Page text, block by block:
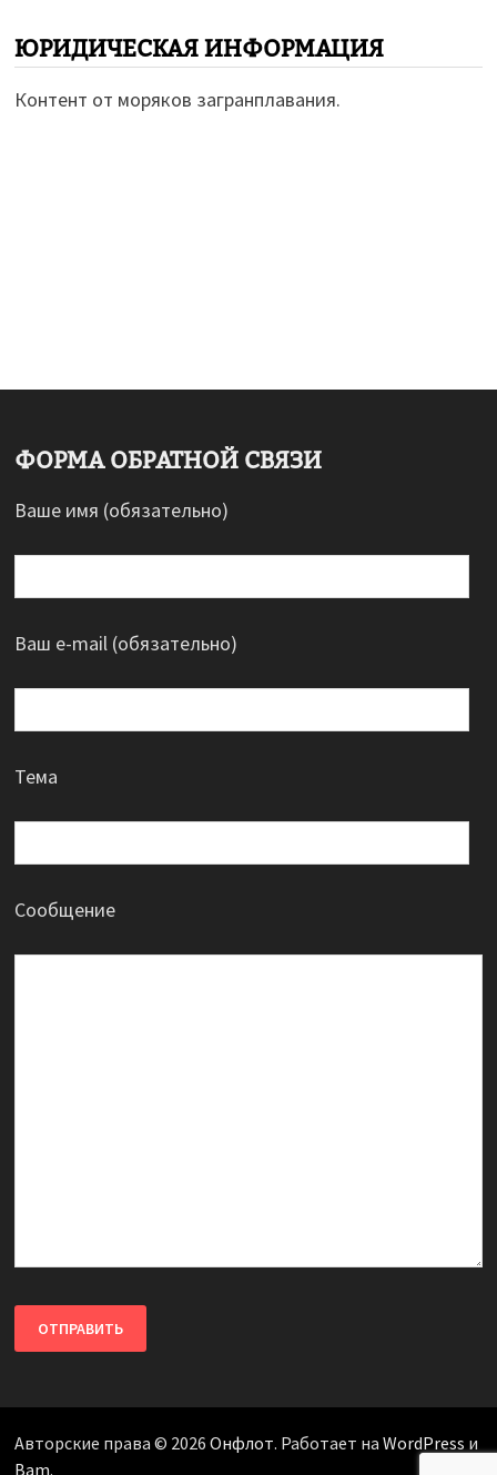
ЮРИДИЧЕСКАЯ ИНФОРМАЦИЯ
Контент от моряков загранплавания.
ФОРМА ОБРАТНОЙ СВЯЗИ
Ваше имя (обязательно)
Ваш e-mail (обязательно)
Тема
Сообщение
Авторские права © 2026 Онфлот. Работает на WordPress и
Bam.